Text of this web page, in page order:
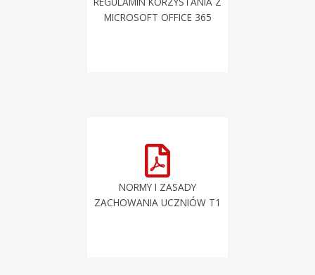
MICROSOFT OFFICE 365
NORMY I ZASADY
ZACHOWANIA UCZNIÓW T1